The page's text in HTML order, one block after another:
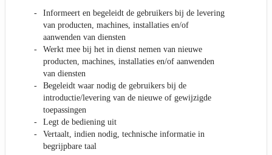
Informeert en begeleidt de gebruikers bij de levering
van producten, machines, installaties en/of
aanwenden van diensten
Werkt mee bij het in dienst nemen van nieuwe
producten, machines, installaties en/of aanwenden
van diensten
Begeleidt waar nodig de gebruikers bij de
introductie/levering van de nieuwe of gewijzigde
toepassingen
Legt de bediening uit
Vertaalt, indien nodig, technische informatie in
begrijpbare taal